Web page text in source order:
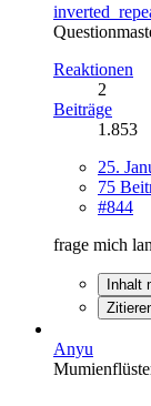
Reaktionen
2
Beiträge
1.853
25.
75
#844
frage mich
Inhalt
Anyu